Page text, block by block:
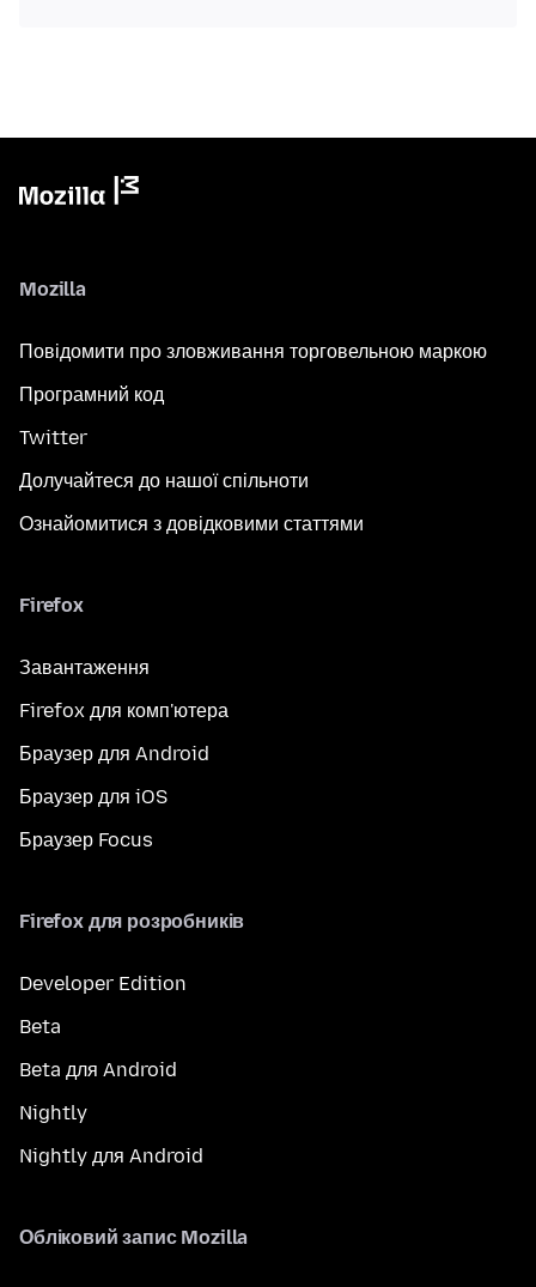
Mozilla
Повідомити про зловживання торговельною маркою
Програмний код
Twitter
Долучайтеся до нашої спільноти
Ознайомитися з довідковими статтями
Firefox
Завантаження
Firefox для комп'ютера
Браузер для Android
Браузер для iOS
Браузер Focus
Firefox для розробників
Developer Edition
Beta
Beta для Android
Nightly
Nightly для Android
Обліковий запис Mozilla